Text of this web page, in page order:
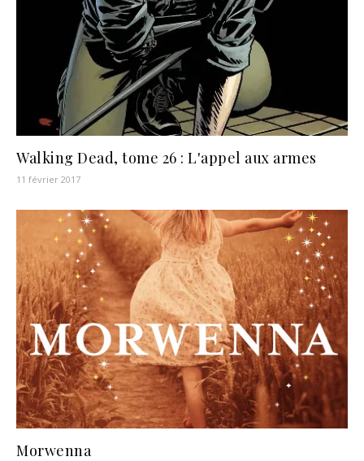
Walking Dead, tome 26 : L'appel aux armes
11 février 2017
Morwenna